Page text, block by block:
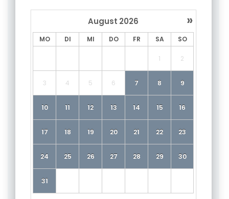
»
August 2026
MO DI MI DO FR SA SO
1 2
3 4 5 6 7 8 9
10 11 12 13 14 15 16
17 18 19 20 21 22 23
24 25 26 27 28 29 30
31